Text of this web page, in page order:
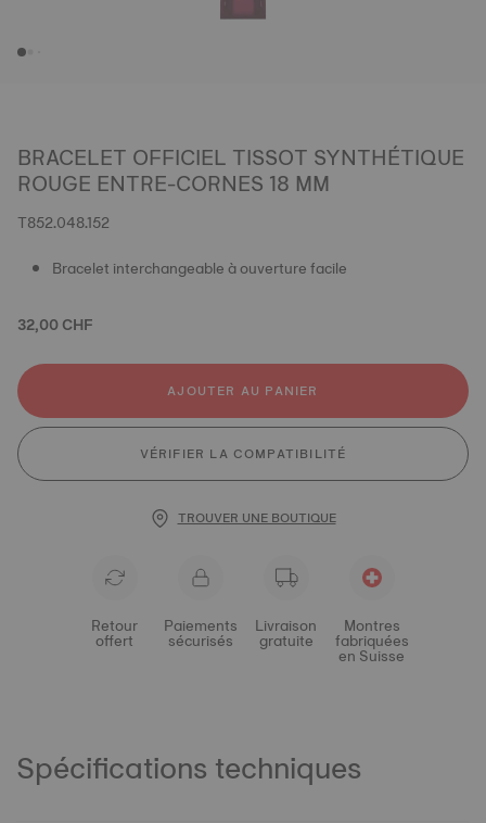
BRACELET OFFICIEL TISSOT SYNTHÉTIQUE
ROUGE ENTRE-CORNES 18 MM
T852.048.152
Bracelet interchangeable à ouverture facile
32,00 CHF
AJOUTER AU PANIER
VÉRIFIER LA COMPATIBILITÉ
TROUVER UNE BOUTIQUE
Retour
offert
Paiements
sécurisés
Livraison
gratuite
Montres
fabriquées
en Suisse
Spécifications techniques